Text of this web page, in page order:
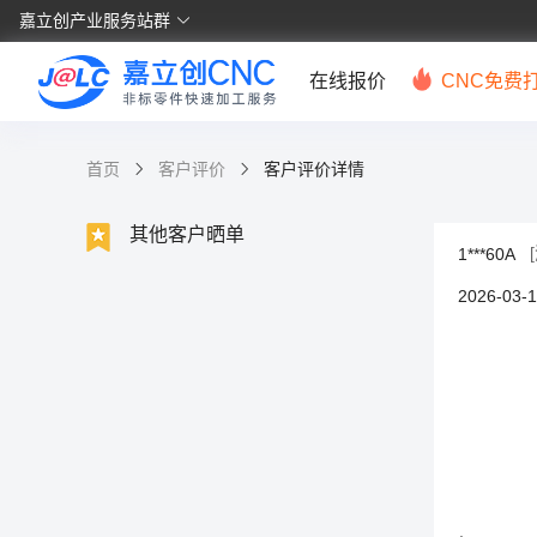
嘉立创产业服务站群
在线报价 CNC免费
首页 客户评价 客户评价详情
其他客户晒单
1***60A
2026-03-